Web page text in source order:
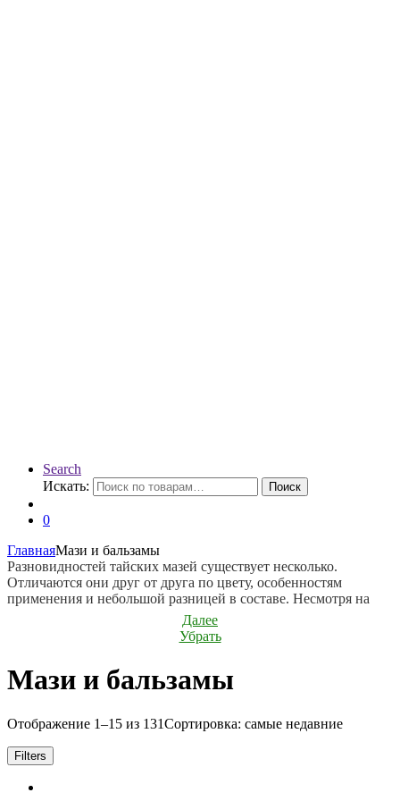
Search
Искать:
Поиск
0
ГлавнаяМази и бальзамы
Разновидностей тайских мазей существует несколько.
Отличаются они друг от друга по цвету, особенностям
применения и небольшой разницей в составе. Несмотря на
яркие цвета и довольно сильные ароматы, эти средства не
содержат химических консервантов, красителей или отдушек.
Такая яркость достигается исключительно природными
Помогают тайские бальзамы при многих состояниях, однако,
аппаратом, в особенности при остеохондрозе, радикулите,
артрозах или артритах.
• После ушибов, растяжений, переломов или других травм,
суставов.
Далее
Убрать
Мази и бальзамы
Отображение 1–15 из 131Сортировка: самые недавние
Filters